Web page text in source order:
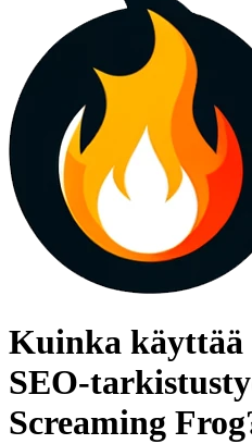
Kuinka käyttää
SEO-
Screaming